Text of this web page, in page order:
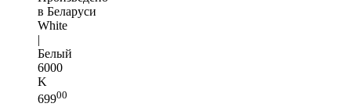
в Беларуси
White
|
Белый
6000
K
69900